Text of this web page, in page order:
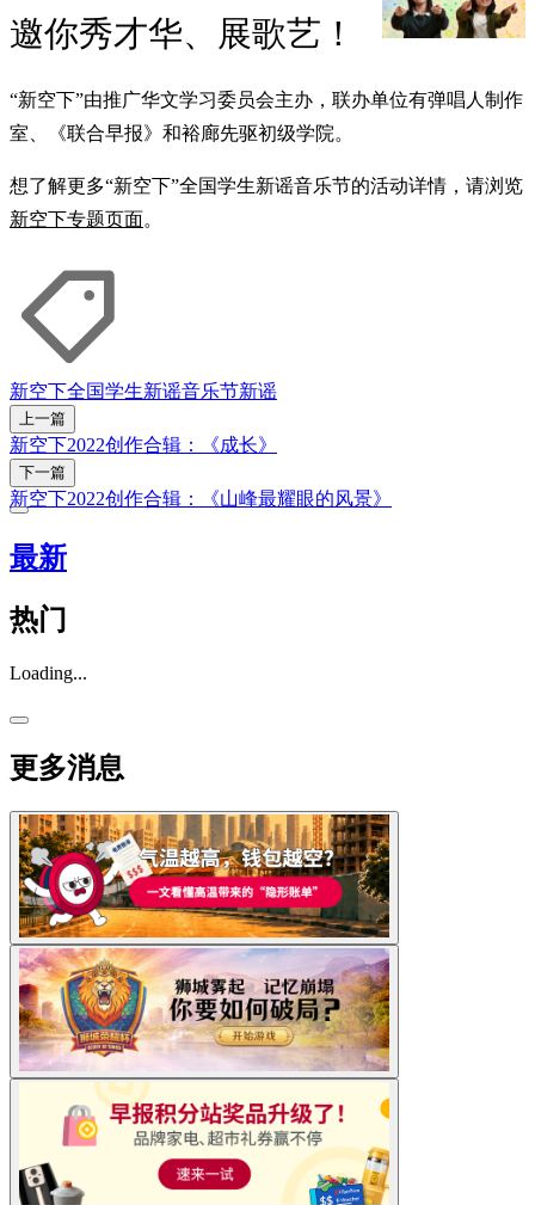
邀你秀才华、展歌艺！
“新空下”由推广华文学习委员会主办，联办单位有弹唱人制作
室、《联合早报》和裕廊先驱初级学院。
想了解更多“新空下”全国学生新谣音乐节的活动详情，请浏览
新空下专题页面。
新空下全国学生新谣音乐节新谣
上一篇
新空下2022创作合辑：《成长》
下一篇
新空下2022创作合辑：《山峰最耀眼的风景》
最新
热门
Loading...
更多消息